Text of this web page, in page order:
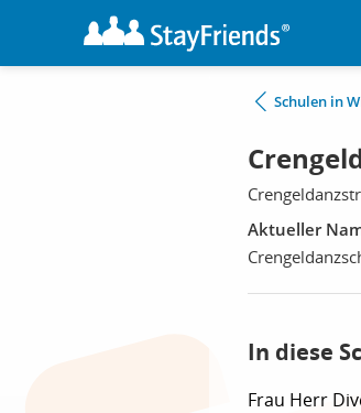
Schulen in
Aktueller
In diese
Frau Herr